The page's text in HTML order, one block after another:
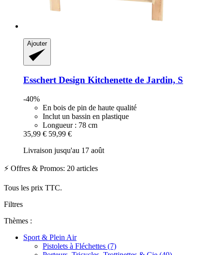
Ajouter
Esschert Design Kitchenette de Jardin, S
-40%
En bois de pin de haute qualité
Inclut un bassin en plastique
Longueur : 78 cm
35,99 € 59,99 €
Livraison jusqu'au 17 août
⚡ Offres & Promos: 20 articles
Tous les prix TTC.
Filtres
Thèmes :
Sport & Plein Air
Pistolets à Fléchettes (7)